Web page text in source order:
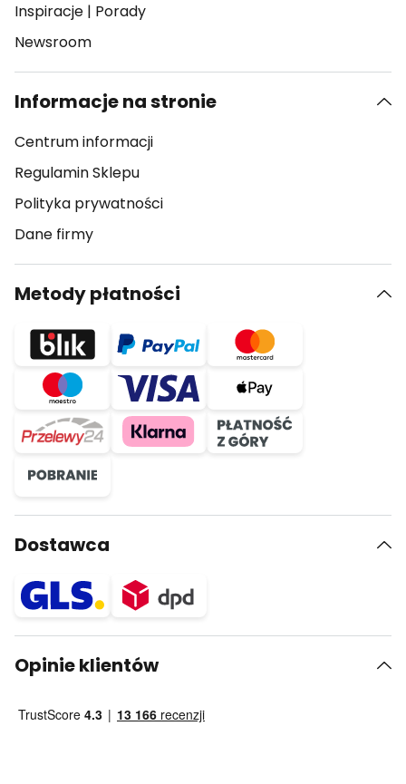
Inspiracje | Porady
Newsroom
Informacje na stronie
Centrum informacji
Regulamin Sklepu
Polityka prywatności
Dane firmy
Metody płatności
Dostawca
Opinie klientów